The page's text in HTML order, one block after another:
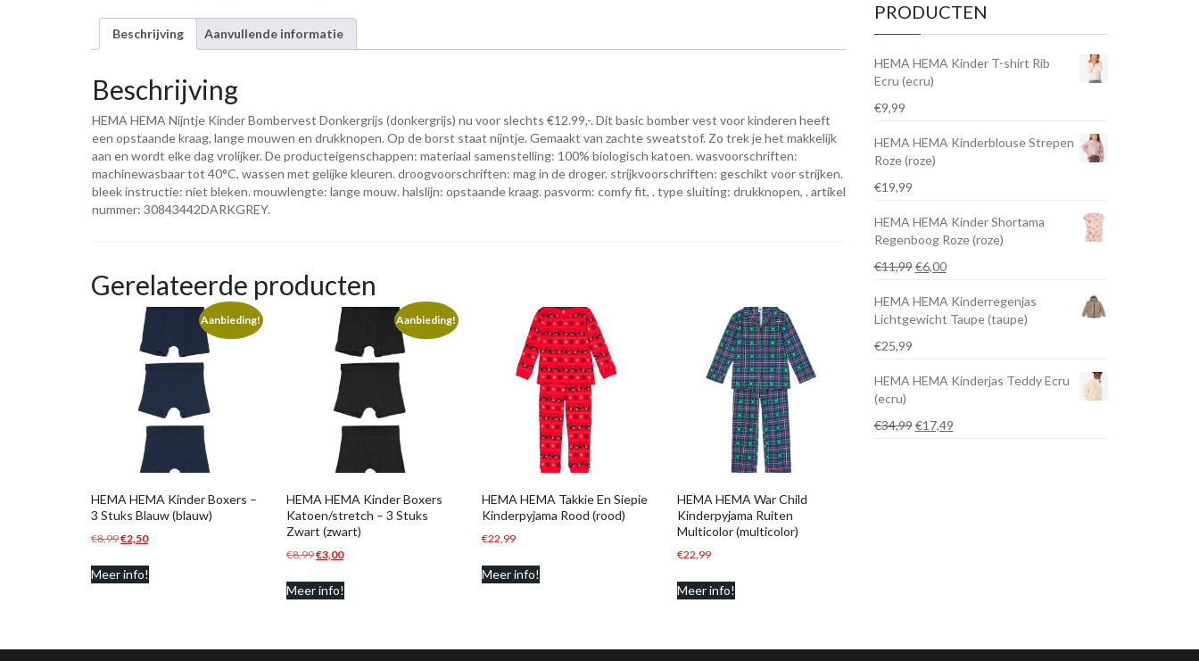
Beschrijving Aanvullende informatie
Beschrijving
HEMA HEMA Nijntje Kinder Bombervest Donkergrijs (donkergrijs) nu voor slechts €12.99,-. Dit basic bomber vest voor kinderen heeft
een opstaande kraag, lange mouwen en drukknopen. Op de borst staat nijntje. Gemaakt van zachte sweatstof. Zo trek je het makkelijk
aan en wordt elke dag vrolijker. De producteigenschappen: materiaal samenstelling: 100% biologisch katoen. wasvoorschriften:
machinewasbaar tot 40°C, wassen met gelijke kleuren. droogvoorschriften: mag in de droger. strijkvoorschriften: geschikt voor strijken.
bleek instructie: niet bleken. mouwlengte: lange mouw. halslijn: opstaande kraag. pasvorm: comfy fit, . type sluiting: drukknopen, . artikel
nummer: 30843442DARKGREY.
Gerelateerde producten
Aanbieding!
HEMA HEMA Kinder Boxers –
3 Stuks Blauw (blauw)
€8,99Oorspronkelijke
was:
€2,50Huidige
Meer info!
Aanbieding!
HEMA HEMA Kinder Boxers
Katoen/stretch – 3 Stuks
Zwart (zwart)
€8,99Oorspronkelijke
was:
€3,00Huidige
Meer info!
HEMA HEMA Takkie En Siepie
Kinderpyjama Rood (rood)
€22,99
Meer info!
HEMA HEMA War Child
Kinderpyjama Ruiten
Multicolor (multicolor)
€22,99
Meer info!
PRODUCTEN
HEMA HEMA Kinder T-shirt Rib
Ecru (ecru)
€9,99
HEMA HEMA Kinderblouse Strepen
Roze (roze)
€19,99
HEMA HEMA Kinder Shortama
Regenboog Roze (roze)
€11,99 Oorspronkelijke
was:
€11,99.
€6,00Huidige
is:
€6,00.
HEMA HEMA Kinderregenjas
Lichtgewicht Taupe (taupe)
€25,99
HEMA HEMA Kinderjas Teddy Ecru
(ecru)
€34,99 Oorspronkelijke
€17,49Huidige